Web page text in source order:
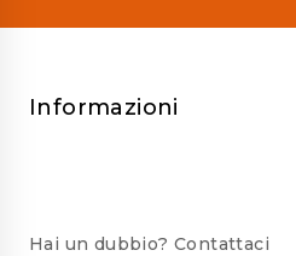
Informazioni
Hai un dubbio? Contattaci